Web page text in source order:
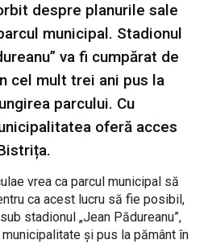
despre planurile sale
municipal. Stadionul
va fi cumpărat de
cel mult trei ani pus la
parcului. Cu
oferă acces
vrea ca parcul municipal să
ca acest lucru să fie posibil,
stadionul „Jean Pădureanu”,
și pus la pământ în